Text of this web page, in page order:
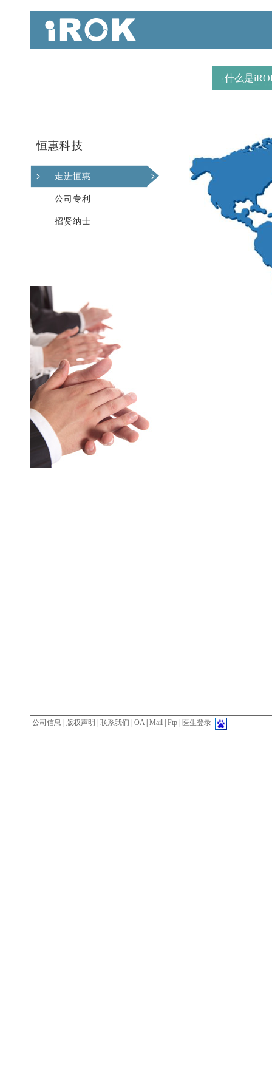
什么是
恒惠科技
走进恒惠
公司专利
招贤纳士
公司信息 版权声明 联系我们 OA| Mail Ftp 医生登录